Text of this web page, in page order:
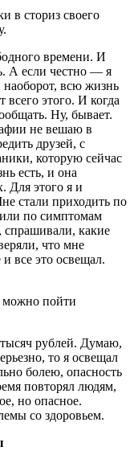
в сториз своего
времени. И
А если честно — я
наоборот, всю жизнь
всего этого. И когда
Ну, бывает.
не вешаю в
друзей, с
которую сейчас
есть, и она
Для этого я и
стали приходить по
по симптомам
спрашивали, какие
что мне
все это освещал.
можно пойти
рублей. Думаю,
то я освещал
болею, опасность
повторял людям,
но опасное.
со здоровьем.